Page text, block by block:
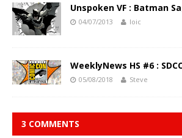
Unspoken VF : Batman
04/07/2013 loic
WeeklyNews HS #6 :
05/08/2018 Steve
3 COMMENTS